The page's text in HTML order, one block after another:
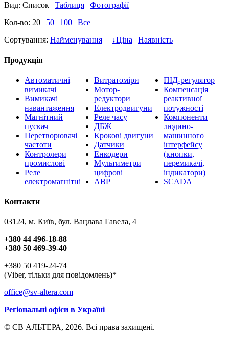
Вид: Список | Таблиця | Фотографії
Кол-во: 20 | 50 | 100 | Все
Сортування: Найменування | ↓Ціна | Наявність
Продукція
Автоматичні
вимикачі
Вимикачі
навантаження
Магнітний
пускач
Перетворювачі
частоти
Контролери
промислові
Реле
електромагнітні
Витратоміри
Мотор-
редуктори
Електродвигуни
Реле часу
ДБЖ
Крокові двигуни
Датчики
Енкодери
Мультиметри
цифрові
АВР
ПІД-регулятор
Компенсація
реактивної
потужності
Компоненти
людино-
машинного
інтерфейсу
(кнопки,
перемикачі,
індикатори)
SCADA
Контакти
03124, м. Київ, бул. Вацлава Гавела, 4
+380 44 496-18-88
+380 50 469-39-40
+380 50 419-24-74
(Viber, тільки для повідомлень)*
office@sv-altera.com
Регіональні офіси в Україні
© СВ АЛЬТЕРА, 2026. Всі права захищені.